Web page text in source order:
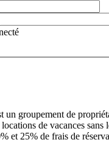
groupement de
de vacances sans
et 25% de frais de